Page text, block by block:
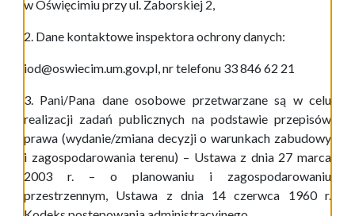
w Oświęcimiu przy ul. Zaborskiej 2,
2. Dane kontaktowe inspektora ochrony danych:
iod@oswiecim.um.gov.pl, nr telefonu 33846 62 21
3. Pani/Pana dane osobowe przetwarzane są w celu
realizacji zadań publicznych na podstawie przepisów
prawa (wydanie/zmiana decyzji o warunkach zabudowy
i zagospodarowania terenu) – Ustawa z dnia 27 marca
2003 r. – o planowaniu i zagospodarowaniu
przestrzennym, Ustawa z dnia 14 czerwca 1960 r.